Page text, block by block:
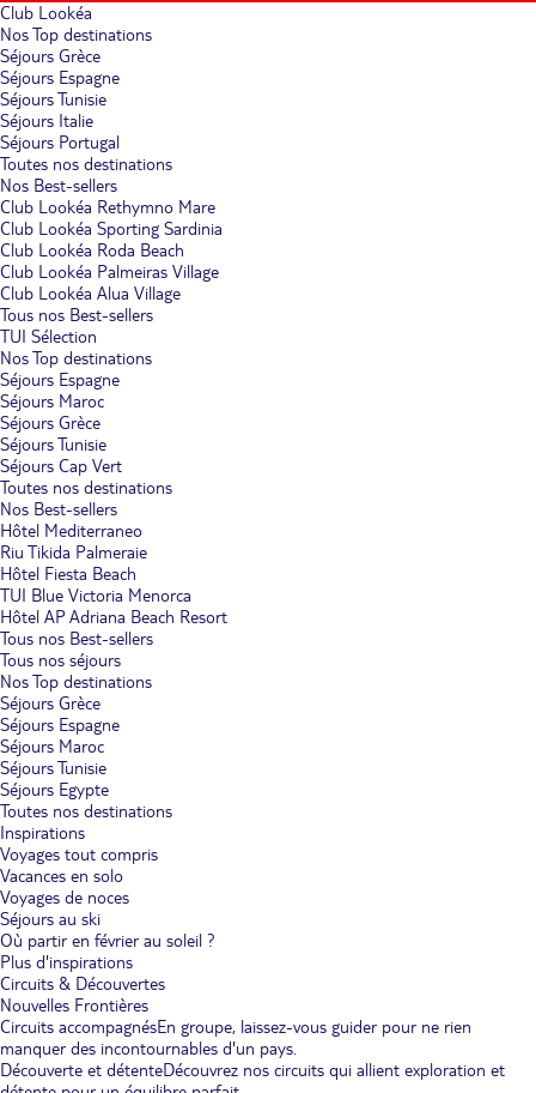
Club Lookéa
Nos Top destinations
Séjours Grèce
Séjours Espagne
Séjours Tunisie
Séjours Italie
Séjours Portugal
Toutes nos destinations
Nos Best-sellers
Club Lookéa Rethymno Mare
Club Lookéa Sporting Sardinia
Club Lookéa Roda Beach
Club Lookéa Palmeiras Village
Club Lookéa Alua Village
Tous nos Best-sellers
TUI Sélection
Nos Top destinations
Séjours Espagne
Séjours Maroc
Séjours Grèce
Séjours Tunisie
Séjours Cap Vert
Toutes nos destinations
Nos Best-sellers
Hôtel Mediterraneo
Riu Tikida Palmeraie
Hôtel Fiesta Beach
TUI Blue Victoria Menorca
Hôtel AP Adriana Beach Resort
Tous nos Best-sellers
Tous nos séjours
Nos Top destinations
Séjours Grèce
Séjours Espagne
Séjours Maroc
Séjours Tunisie
Séjours Egypte
Toutes nos destinations
Inspirations
Voyages tout compris
Vacances en solo
Voyages de noces
Séjours au ski
Où partir en février au soleil ?
Plus d'inspirations
Circuits & Découvertes
Nouvelles Frontières
Circuits accompagnésEn groupe, laissez-vous guider pour ne rien
manquer des incontournables d'un pays.
Découverte et détenteDécouvrez nos circuits qui allient exploration et